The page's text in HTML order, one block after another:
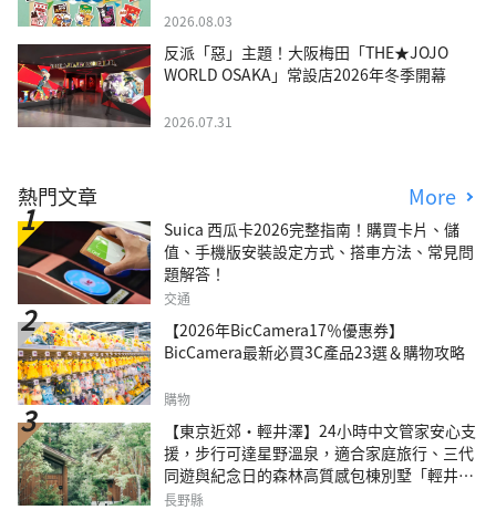
2026.08.03
反派「惡」主題！大阪梅田「THE★JOJO
WORLD OSAKA」常設店2026年冬季開幕
2026.07.31
熱門文章 More
Suica 西瓜卡2026完整指南！購買卡片、儲
值、手機版安裝設定方式、搭車方法、常見問
題解答！
交通
【2026年BicCamera17％優惠券】
BicCamera最新必買3C產品23選＆購物攻略
購物
【東京近郊・輕井澤】24小時中文管家安心支
援，步行可達星野溫泉，適合家庭旅行、三代
同遊與紀念日的森林高質感包棟別墅「輕井澤
森四季VILLA」
長野縣